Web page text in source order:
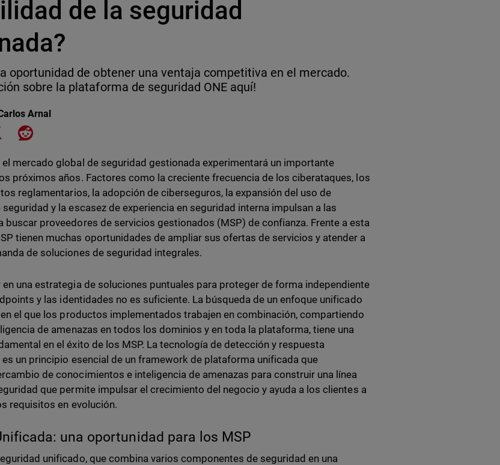
de la seguridad
oportunidad de obtener una ventaja competitiva en el mercado.
sobre la plataforma de seguridad ONE aquí!
Arnal
on Facebook
Share on XShare on Reddit
el mercado global de seguridad gestionada experimentará un importante
próximos años. Factores como la creciente frecuencia de los ciberataques, los
reglamentarios, la adopción de ciberseguros, la expansión del uso de
y la escasez de experiencia en seguridad interna impulsan a las
buscar proveedores de servicios gestionados (MSP) de confianza. Frente a esta
tienen muchas oportunidades de ampliar sus ofertas de servicios y atender a
de soluciones de seguridad integrales.
una estrategia de soluciones puntuales para proteger de forma independiente
y las identidades no es suficiente. La búsqueda de un enfoque unificado
el que los productos implementados trabajen en combinación, compartiendo
de amenazas en todos los dominios y en toda la plataforma, tiene una
en el éxito de los MSP. La tecnología de detección y respuesta
es un principio esencial de un framework de plataforma unificada que
de conocimientos e inteligencia de amenazas para construir una línea
que permite impulsar el crecimiento del negocio y ayuda a los clientes a
requisitos en evolución.
una oportunidad para los MSP
unificado, que combina varios componentes de seguridad en una